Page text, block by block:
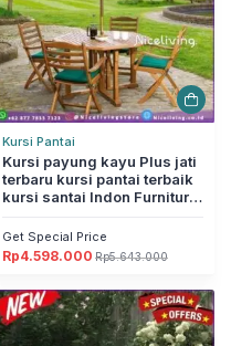
Kursi Pantai
Kursi payung kayu Plus jati
terbaru kursi pantai terbaik
kursi santai Indon Furniture
Get Special Price
Rp5.643.000
Harga
adalah:
Rp5.643.000.
Rp4.598.000
Harga
ini
adalah:
Rp4.598.000.